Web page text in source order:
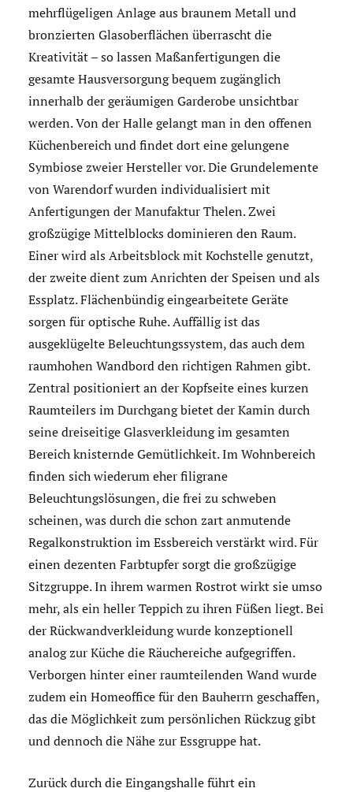
mehrflügeligen Anlage aus braunem Metall und
bronzierten Glasoberflächen überrascht die
Kreativität – so lassen Maßanfertigungen die
gesamte Hausversorgung bequem zugänglich
innerhalb der geräumigen Garderobe unsichtbar
werden. Von der Halle gelangt man in den offenen
Küchenbereich und findet dort eine gelungene
Symbiose zweier Hersteller vor. Die Grundelemente
von Warendorf wurden individualisiert mit
Anfertigungen der Manufaktur Thelen. Zwei
großzügige Mittelblocks dominieren den Raum.
Einer wird als Arbeitsblock mit Kochstelle genutzt,
der zweite dient zum Anrichten der Speisen und als
Essplatz. Flächenbündig eingearbeitete Geräte
sorgen für optische Ruhe. Auffällig ist das
ausgeklügelte Beleuchtungssystem, das auch dem
raumhohen Wandbord den richtigen Rahmen gibt.
Zentral positioniert an der Kopfseite eines kurzen
Raumteilers im Durchgang bietet der Kamin durch
seine dreiseitige Glasverkleidung im gesamten
Bereich knisternde Gemütlichkeit. Im Wohnbereich
finden sich wiederum eher filigrane
Beleuchtungslösungen, die frei zu schweben
scheinen, was durch die schon zart anmutende
Regalkonstruktion im Essbereich verstärkt wird. Für
einen dezenten Farbtupfer sorgt die großzügige
Sitzgruppe. In ihrem warmen Rostrot wirkt sie umso
mehr, als ein heller Teppich zu ihren Füßen liegt. Bei
der Rückwandverkleidung wurde konzeptionell
analog zur Küche die Räuchereiche aufgegriffen.
Verborgen hinter einer raumteilenden Wand wurde
zudem ein Homeoffice für den Bauherrn geschaffen,
das die Möglichkeit zum persönlichen Rückzug gibt
und dennoch die Nähe zur Essgruppe hat.
Zurück durch die Eingangshalle führt ein